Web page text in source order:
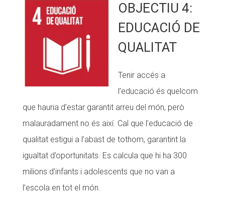
OBJECTIU 4:
EDUCACIÓ DE
QUALITAT
Tenir accés a
l’educació és quelcom
que hauria d’estar garantit arreu del món, però
malauradament no és així. Cal que l’educació de
qualitat estigui a l’abast de tothom, garantint la
igualtat d’oportunitats. Es calcula que hi ha 300
milions d’infants i adolescents que no van a
l’escola en tot el món.